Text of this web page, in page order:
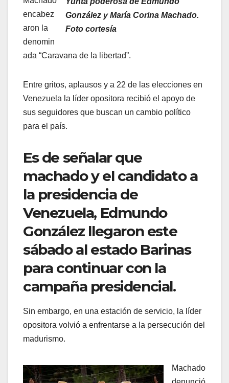
González y María Corina Machado.
Foto cortesía
encabez
aron la
denomin
ada “Caravana de la libertad”.
Entre gritos, aplausos y a 22 de las elecciones en
Venezuela la líder opositora recibió el apoyo de
sus seguidores que buscan un cambio político
para el país.
Es de señalar que
machado y el candidato a
la presidencia de
Venezuela, Edmundo
González llegaron este
sábado al estado Barinas
para continuar con la
campaña presidencial.
Sin embargo, en una estación de servicio, la líder
opositora volvió a enfrentarse a la persecución del
madurismo.
Machado